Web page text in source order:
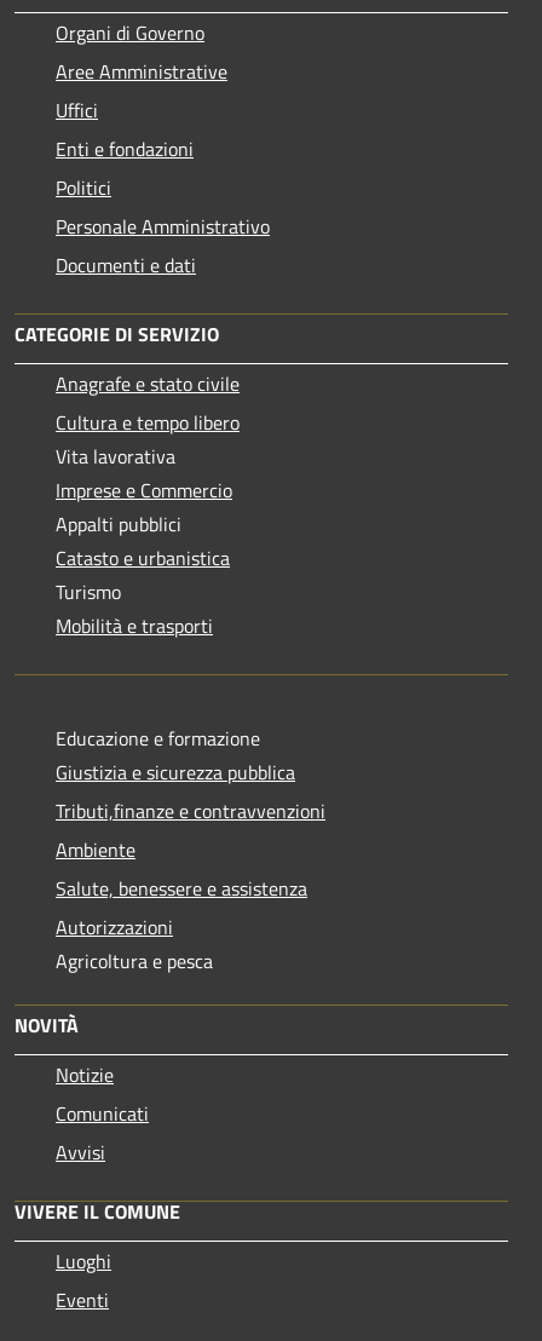
Organi di Governo
Aree Amministrative
Uffici
Enti e fondazioni
Politici
Personale Amministrativo
Documenti e dati
CATEGORIE DI SERVIZIO
Anagrafe e stato civile
Cultura e tempo libero
Vita lavorativa
Imprese e Commercio
Appalti pubblici
Catasto e urbanistica
Turismo
Mobilità e trasporti
Educazione e formazione
Giustizia e sicurezza pubblica
Tributi,finanze e contravvenzioni
Ambiente
Salute, benessere e assistenza
Autorizzazioni
Agricoltura e pesca
NOVITÀ
Notizie
Comunicati
Avvisi
VIVERE IL COMUNE
Luoghi
Eventi